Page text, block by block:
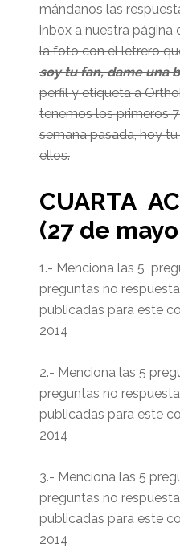
mándanos las
inbox a nuestra
la foto con el letrero
soy tu fan, dame una
perfil y etiqueta a
tenemos los primeros
semana pasada, hoy
ellos.
CUARTA
(27 de
1.- Menciona las 5
preguntas no
publicadas para este
2014
2.- Menciona las 5
preguntas no
publicadas para este
2014
3.- Menciona las 5
preguntas no
publicadas para este
2014